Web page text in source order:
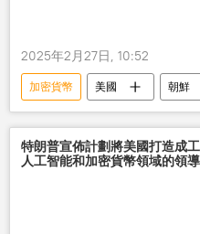
2025年2月27日, 10:52
加密貨幣 美國 朝鮮
特朗普宣佈計劃將美國打造成工
人工智能和加密貨幣領域的領